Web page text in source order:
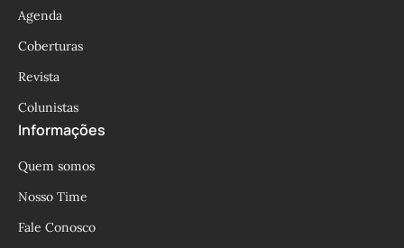
Agenda
Coberturas
Revista
Colunistas
Informações
Quem somos
Nosso Time
Fale Conosco